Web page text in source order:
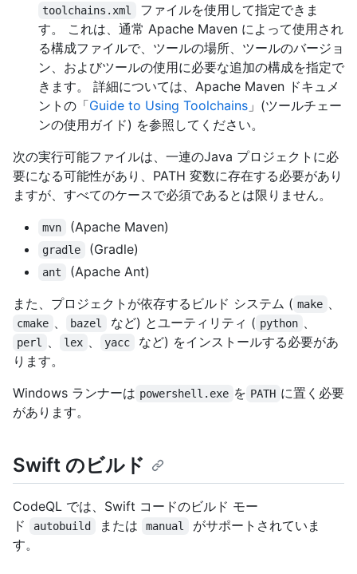
toolchains.xml
ファイルを使用して指定できま
す。 これは、通常 Apache Maven によって使用され
る構成ファイルで、ツールの場所、ツールのバージョ
ン、およびツールの使用に必要な追加の構成を指定で
きます。 詳細については、Apache Maven ドキュメ
ントの「Guide to Using Toolchains 」(ツールチェー
ンの使用ガイド) を参照してください。
次の実行可能ファイルは、一連のJava プロジェクトに必
要になる可能性があり、PATH 変数に存在する必要があり
ますが、すべてのケースで必須であるとは限りません。
mvn (Apache Maven)
gradle (Gradle)
ant
(Apache Ant)
また、プロジェクトが依存するビルド システム ( make
cmake bazel など) とユーティリティ ( python
perl lex yacc
など) をインストールする必要があ
ります。
Windows ランナーは powershell.exe を PATH に置く必要
があります。
Swift のビルド
CodeQL では、Swift コードのビルド モー
ド
autobuild または manual
がサポートされていま
す。